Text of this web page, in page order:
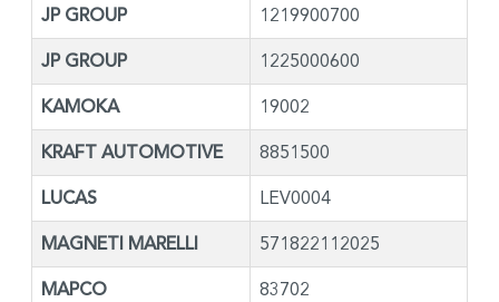
JP GROUP 1219900700
JP GROUP 1225000600
KAMOKA 19002
KRAFT AUTOMOTIVE 8851500
LUCAS LEV0004
MAGNETI MARELLI 571822112025
MAPCO 83702